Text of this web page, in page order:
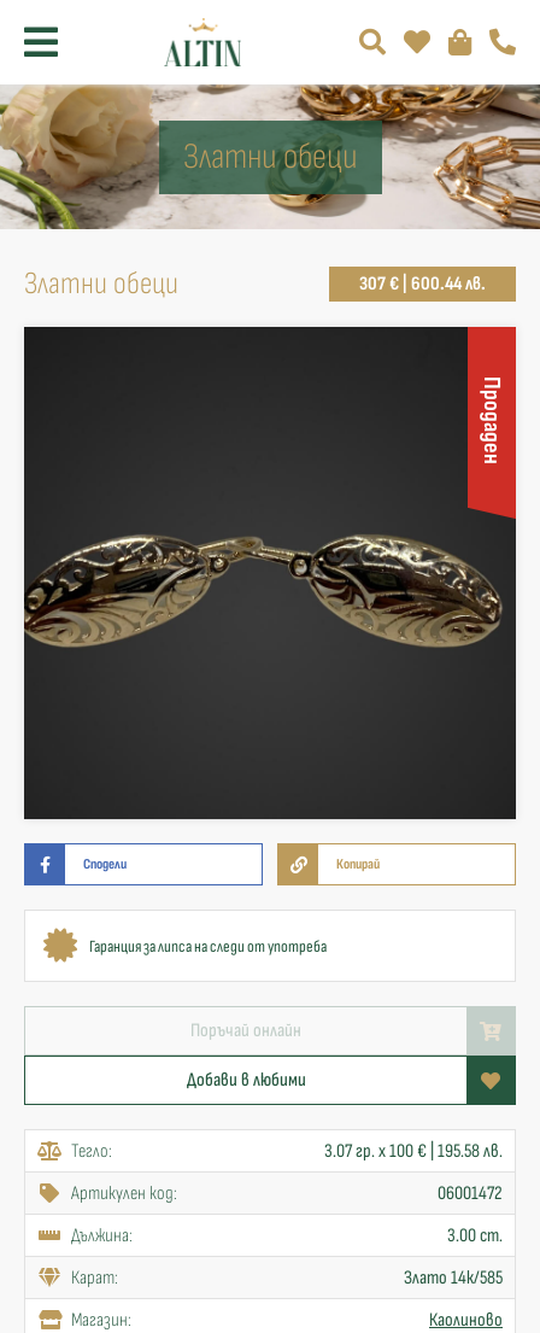
Златни обеци
Златни обеци 307 € | 600.44 лв.
Продаден
Сподели Копирай
Гаранция за липса на следи от употреба
Поръчай онлайн
Добави в любими
Тегло:
3.07 гр. x 100 € | 195.58 лв.
Артикулен код:
06001472
Дължина:
3.00 cm.
Карат:
Злато 14к/585
Mагазин:
Каолиново